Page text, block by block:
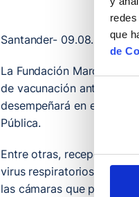
que
de
Selección
Santander- 09.08.2024
La Fundación Marqués
de vacunación antigripal
desempeñará en el
Pública.
Entre otras, recepción,
virus respiratorios 2024-
las cámaras que